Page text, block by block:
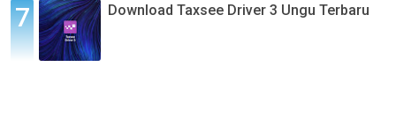
Download Taxsee Driver 3 Ungu Terbaru